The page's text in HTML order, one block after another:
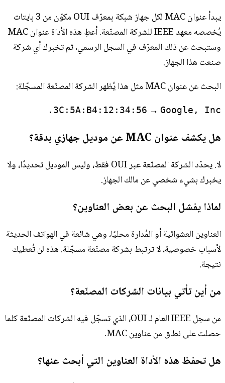
يبدأ عنوان MAC لكل جهاز شبكة بمعرّف OUI مكوّن من 3 بايتات
يُخصصه معهد IEEE للشركة المصنّعة. أعطِ هذه الأداة عنوان MAC
وستبحث عن ذلك المعرّف في السجل الرسمي، ثم تخبرك أي شركة
صنعت هذا الجهاز.
البحث عن عنوان MAC مثل هذا يُظهر الشركة المصنّعة المسجّلة:
3C:5A:B4:12:34:56 → Google, Inc.
هل يكشف عنوان MAC عن موديل جهازي بدقة؟
لا. يحدّد الشركة المصنّعة عبر OUI فقط، وليس الموديل تحديدًا، ولا
يخبرك بشيء شخصي عن مالك الجهاز.
لماذا يفشل البحث عن بعض العناوين؟
العناوين العشوائية أو المُدارة محليًا، وهي شائعة في الهواتف الحديثة
لأسباب خصوصية، لا ترتبط بشركة مصنّعة مسجّلة. هذه لن تُعطيك
نتيجة.
من أين تأتي بيانات الشركات المصنّعة؟
من سجل IEEE العام لـ OUI، الذي تسجّل فيه الشركات المصنّعة كلما
حصلت على نطاق من عناوين MAC.
هل تحفظ هذه الأداة العناوين التي أبحث عنها؟